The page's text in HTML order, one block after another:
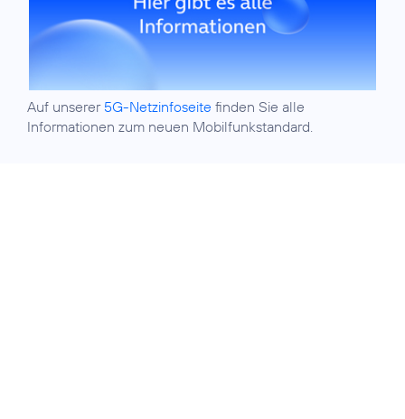
Auf unserer 5G-Netzinfoseite finden Sie alle
Informationen zum neuen Mobilfunkstandard.